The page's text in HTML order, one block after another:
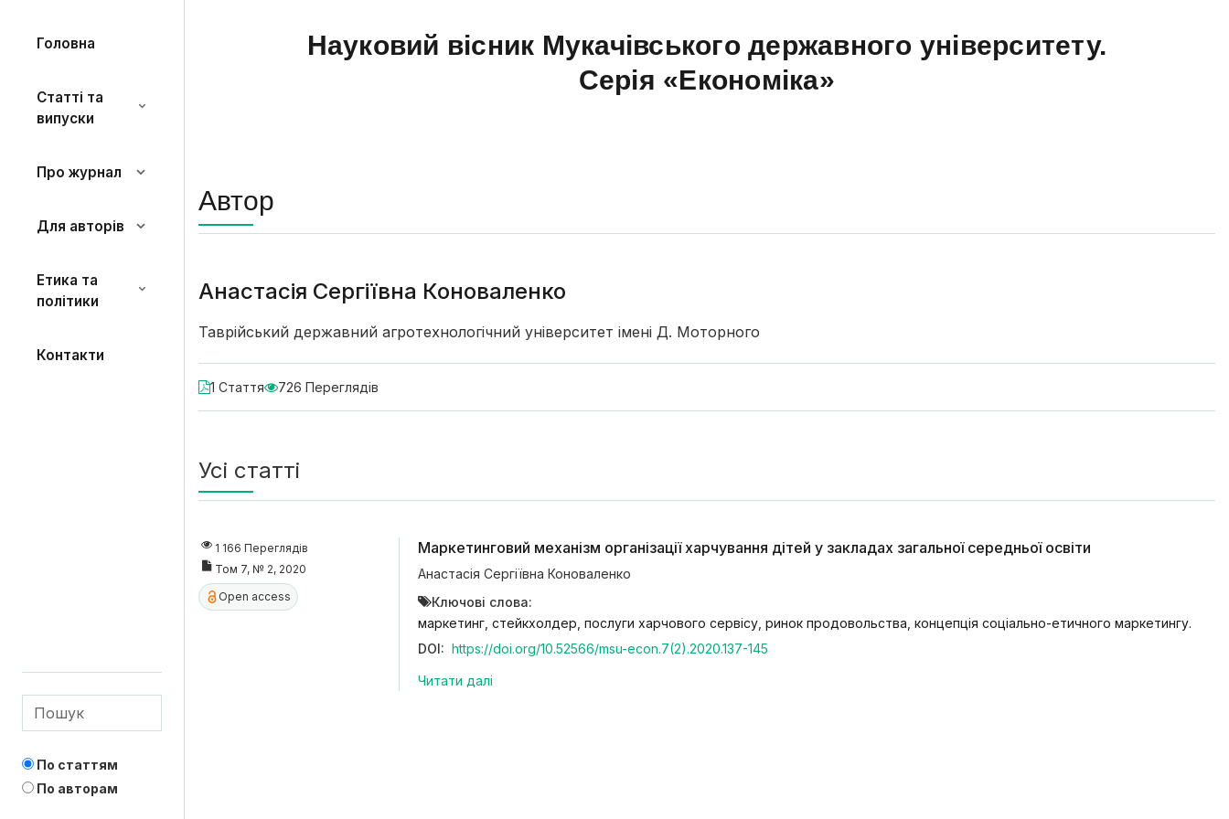
Головна
Статті та
випуски
Про журнал
Для авторів
Етика та
політики
Контакти
По статтям
По авторам
Науковий вісник Мукачівського державного університету.
Серія «Економіка»
Автор
Анастасія Сергіївна Коноваленко
Таврійський державний агротехнологічний університет імені Д. Моторного
1 Стаття 726 Переглядів
Усі статті
1 166 Переглядів
Том 7, № 2, 2020
Open access
Маркетинговий механізм організації харчування дітей у закладах загальної середньої освіти
Анастасія Сергіївна Коноваленко
Ключові слова:
маркетинг, стейкхолдер, послуги харчового сервісу, ринок продовольства, концепція соціально-етичного маркетингу.
DOI: https://doi.org/10.52566/msu-econ.7(2).2020.137-145
Читати далі